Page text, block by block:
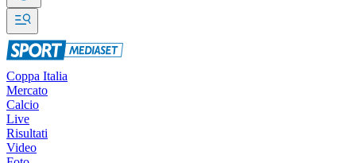
Coppa Italia
Mercato
Calcio
Live
Risultati
Video